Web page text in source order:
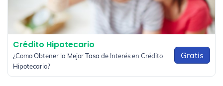
Crédito Hipotecario
¿Como Obtener la Mejor Tasa de Interés en Crédito
Hipotecario?
Gratis